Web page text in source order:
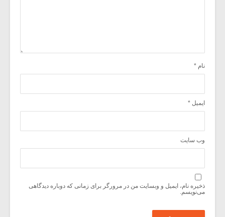
نام *
ایمیل *
وب‌ سایت
ذخیره نام، ایمیل و وبسایت من در مرورگر برای زمانی که دوباره دیدگاهی
می‌نویسم.